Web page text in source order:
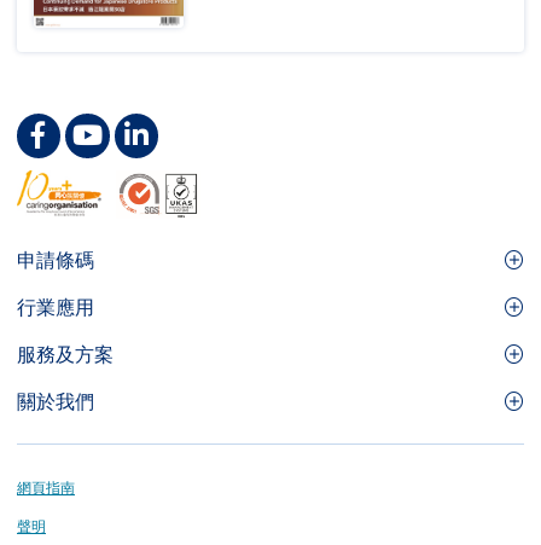
Footer
Site
Menu
申請條碼
GS1條碼
實用工具及資源
行業應用
食品及餐飲服務
運輸及物流
服務及方案
品牌保護
關於我們
關於香港貨品編碼協會
業界應用的標準
認識我們的團隊
Footer
網頁指南
聲明